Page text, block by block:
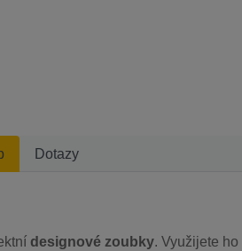
Dotazy
designové zoubky. Využijete